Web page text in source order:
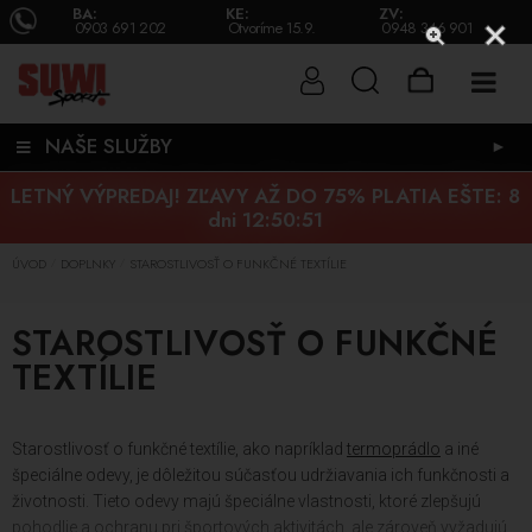
BA:
0903 691 202
KE:
Otvoríme 15.9.
ZV:
0948 346 901
NAŠE SLUŽBY ►
LETNÝ VÝPREDAJ! ZĽAVY AŽ DO 75% PLATIA EŠTE: 8
dni 12:50:50
ÚVOD DOPLNKY STAROSTLIVOSŤ O FUNKČNÉ TEXTÍLIE
STAROSTLIVOSŤ O FUNKČNÉ
TEXTÍLIE
Starostlivosť o funkčné textílie, ako napríklad termoprádlo a iné
špeciálne odevy, je dôležitou súčasťou udržiavania ich funkčnosti a
životnosti. Tieto odevy majú špeciálne vlastnosti, ktoré zlepšujú
pohodlie a ochranu pri športových aktivitách, ale zároveň vyžadujú